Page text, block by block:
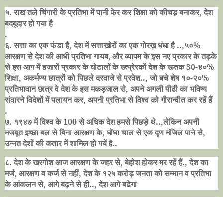
५. राख तले चिंगारी के प्रतिभा में पानी फेर कर शिक्षा को कीचड़ बनाकर,देश
बदबूदार हो गया है
.
६. सत्ता का एक फंडा है,देश में सत्ताखोरों का एक गोरख़ धंधा है ..,५०%
आरक्षण से देश की आधी प्रतिभा गायब, और व्यापम के इस नए प्रकार के तड़के
से इस आग में हजारों प्रकार के घोटालों के उत्प्रेरकों देश के ऊतक30-४०%
शिक्षा, अकर्मण्य छात्रों को पिछले दरवाजे से प्रवेश..,जो बचे शेष १०-२०%
प्रतिभावान छात्र वे देश के इस मकड़जाल से, अपने अगली पीढी का भविष्य
संवारने विदेशों में पलायन कर, अपनी प्रतिभा से विश्व को गौरान्वीत कर रहें हैं
.
७. १९४७ में विश्व के100से अधिक देश हमसे पिछड़े थे..,लेकिन अपनी
मजबूत इच्छा बल से बिना आरक्षण के,घोंघा चाल से एक दृण मंजिल पाने से,
उन्नत देशों की कतार में शामिल हो गयें है..
८. देश के खरगोश आज आरक्षण के जहर से,बेहोश होकर मर रहें हैं.,देश का
मर्ज, आरक्षण व कर्ज से नहीं,देश के १२५ करोड़ जनता को सम्मान व प्रतिभा
के आंकलन से, आगे बढ़ने से ही..,देश आगे बढेगा